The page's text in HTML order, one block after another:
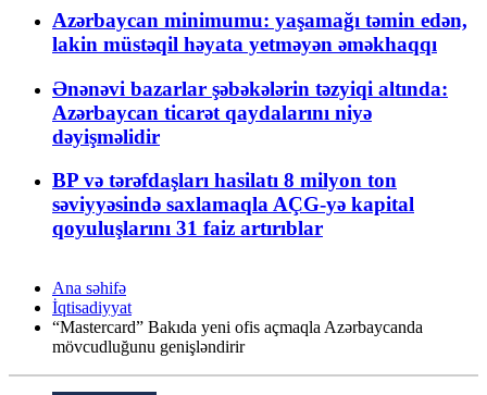
Azərbaycan minimumu: yaşamağı təmin edən,
lakin müstəqil həyata yetməyən əməkhaqqı
Ənənəvi bazarlar şəbəkələrin təzyiqi altında:
Azərbaycan ticarət qaydalarını niyə
dəyişməlidir
BP və tərəfdaşları hasilatı 8 milyon ton
səviyyəsində saxlamaqla AÇG-yə kapital
qoyuluşlarını 31 faiz artırıblar
Ana səhifə
İqtisadiyyat
“Mastercard” Bakıda yeni ofis açmaqla Azərbaycanda
mövcudluğunu genişləndirir